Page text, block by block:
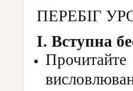
ПЕРЕБІГ
І. Вступна